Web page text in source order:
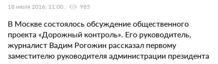
18 июля 2016, 11:00 985
В Москве состоялось обсуждение общественного
проекта «Дорожный контроль». Его руководитель,
журналист Вадим Рогожин рассказал первому
заместителю руководителя администрации президента